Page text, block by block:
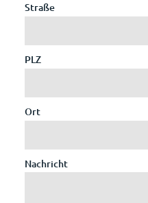
Straße
PLZ
Ort
Nachricht